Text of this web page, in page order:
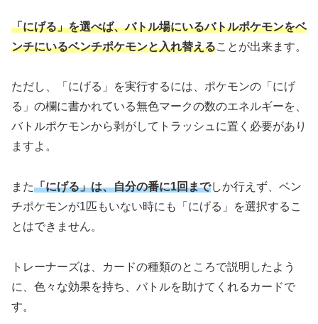
「にげる」を選べば、バトル場にいるバトルポケモンをベ
ンチにいるベンチポケモンと入れ替えることが出来ます。
ただし、「にげる」を実行するには、ポケモンの「にげ
る」の欄に書かれている無色マークの数のエネルギーを、
バトルポケモンから剥がしてトラッシュに置く必要があり
ますよ。
また「にげる」は、自分の番に1回までしか行えず、ベン
チポケモンが1匹もいない時にも「にげる」を選択するこ
とはできません。
トレーナーズは、カードの種類のところで説明したよう
に、色々な効果を持ち、バトルを助けてくれるカードで
す。